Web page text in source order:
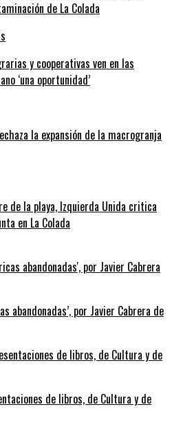
de La Colada
y cooperativas ven en las
‘una oportunidad’
la expansión de la macrogranja
de la playa, Izquierda Unida critica
en La Colada
abandonadas’, por Javier Cabrera de
de libros, de Cultura y de